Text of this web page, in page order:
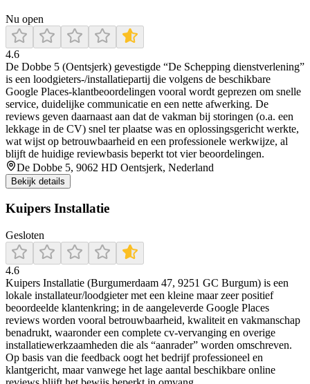
Nu open
4.6
De Dobbe 5 (Oentsjerk) gevestigde “De Schepping dienstverlening”
is een loodgieters-/installatiepartij die volgens de beschikbare
Google Places-klantbeoordelingen vooral wordt geprezen om snelle
service, duidelijke communicatie en een nette afwerking. De
reviews geven daarnaast aan dat de vakman bij storingen (o.a. een
lekkage in de CV) snel ter plaatse was en oplossingsgericht werkte,
wat wijst op betrouwbaarheid en een professionele werkwijze, al
blijft de huidige reviewbasis beperkt tot vier beoordelingen.
De Dobbe 5, 9062 HD Oentsjerk, Nederland
Bekijk details
Kuipers Installatie
Gesloten
4.6
Kuipers Installatie (Burgumerdaam 47, 9251 GC Burgum) is een
lokale installateur/loodgieter met een kleine maar zeer positief
beoordeelde klantenkring; in de aangeleverde Google Places
reviews worden vooral betrouwbaarheid, kwaliteit en vakmanschap
benadrukt, waaronder een complete cv-vervanging en overige
installatiewerkzaamheden die als “aanrader” worden omschreven.
Op basis van die feedback oogt het bedrijf professioneel en
klantgericht, maar vanwege het lage aantal beschikbare online